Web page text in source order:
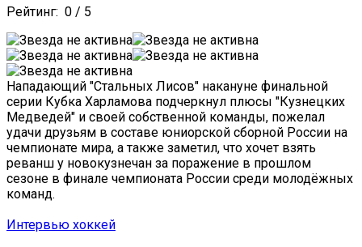
Рейтинг: 0 / 5
Нападающий "Стальных Лисов" накануне финальной
серии Кубка Харламова подчеркнул плюсы "Кузнецких
Медведей" и своей собственной команды, пожелал
удачи друзьям в составе юниорской сборной России на
чемпионате мира, а также заметил, что хочет взять
реванш у новокузнечан за поражение в прошлом
сезоне в финале чемпионата России среди молодёжных
команд.
Интервью хоккей